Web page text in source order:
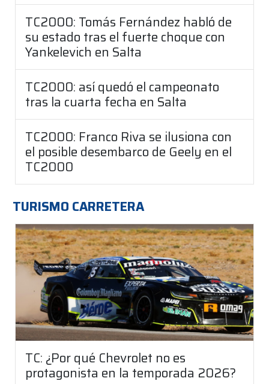
TC2000: Tomás Fernández habló de
su estado tras el fuerte choque con
Yankelevich en Salta
TC2000: así quedó el campeonato
tras la cuarta fecha en Salta
TC2000: Franco Riva se ilusiona con
el posible desembarco de Geely en el
TC2000
TURISMO CARRETERA
TC: ¿Por qué Chevrolet no es
protagonista en la temporada 2026?